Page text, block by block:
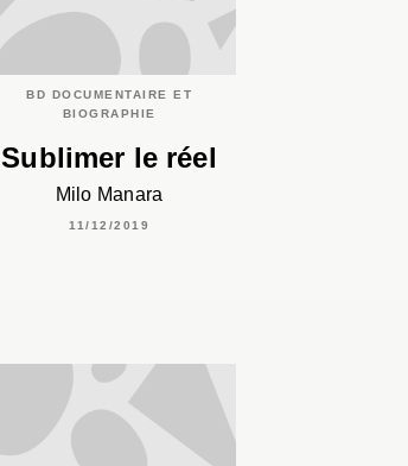
BD DOCUMENTAIRE ET
BIOGRAPHIE
Sublimer le réel
Milo Manara
11/12/2019